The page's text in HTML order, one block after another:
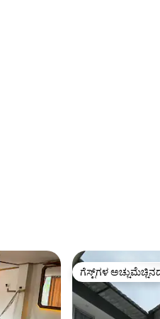
ಗೆಸ್ಟ್‌ಗಳ
ಗೆಸ್ಟ್‌ಗಳ